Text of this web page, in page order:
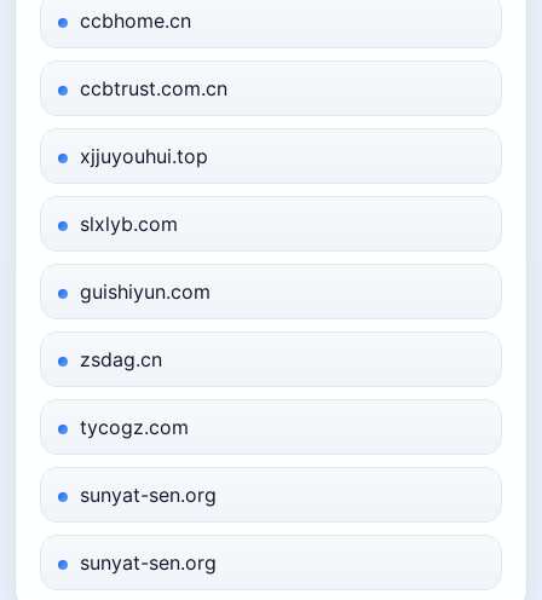
ccbhome.cn
ccbtrust.com.cn
xjjuyouhui.top
slxlyb.com
guishiyun.com
zsdag.cn
tycogz.com
sunyat-sen.org
sunyat-sen.org